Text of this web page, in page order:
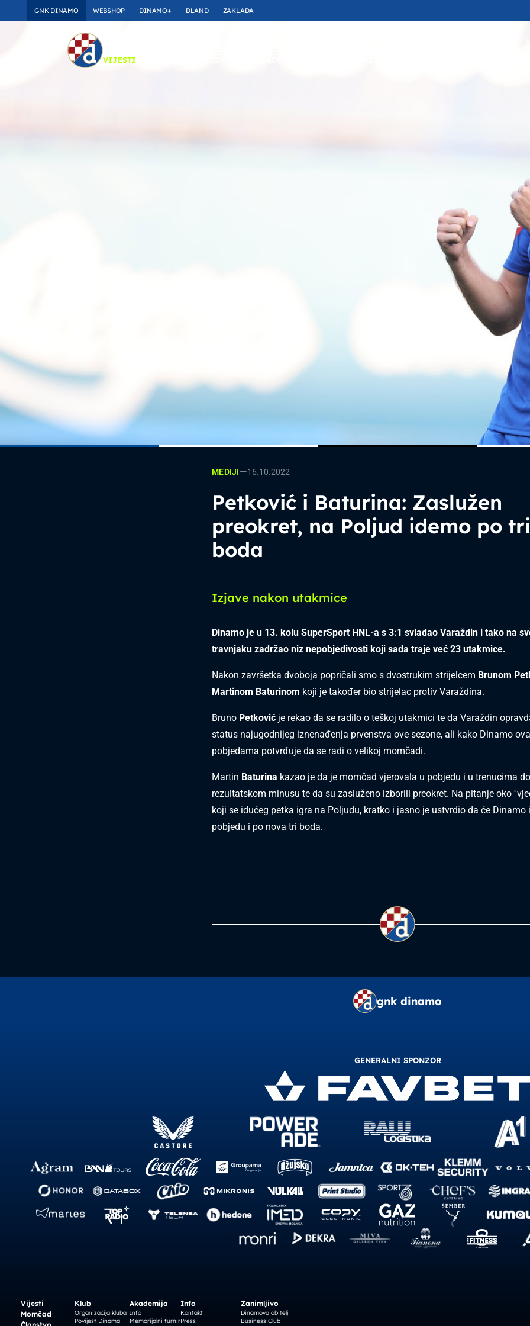
GNK DINAMO WEBSHOP DINAMO+ DLAND ZAKLADA
VIJESTI
MEDIJI—16.10.2022
Petković i Baturina: Zaslužen
preokret, na Poljud idemo po tri
boda
Izjave nakon utakmice
Dinamo je u 13. kolu SuperSport HNL-a s 3:1 svladao Varaždin i tako na
travnjaku zadržao niz nepobjedivosti koji sada traje već 23 utakmice.
Nakon završetka dvoboja popričali smo s dvostrukim strijelcem Brunom
Martinom Baturinom koji je također bio strijelac protiv Varaždina.
Bruno Petković je rekao da se radilo o teškoj utakmici te da Varaždin
status najugodnijeg iznenađenja prvenstva ove sezone, ali kako Dinamo
pobjedama potvrđuje da se radi o velikoj momčadi.
Martin Baturina kazao je da je momčad vjerovala u pobjedu i u trenucima
rezultatskom minusu te da su zasluženo izborili preokret. Na pitanje oko
koji se idućeg petka igra na Poljudu, kratko i jasno je ustvrdio da će Dinamo
pobjedu i po nova tri boda.
gnk dinamo
GENERALNI SPONZOR
Vijesti
Momčad
Članstvo
Klub
Organizacija kluba
Povijest Dinama
Akademija
Info
Memorijalni turnir
Info
Kontakt
Press
Zanimljivo
Dinamova obitelj
Business Club